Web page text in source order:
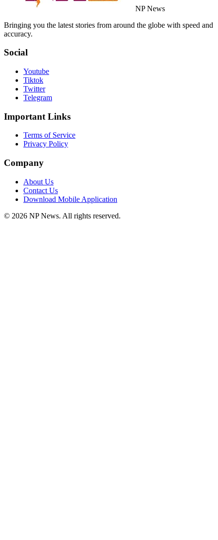
NP News
Bringing you the latest stories from around the globe with speed and
accuracy.
Social
Youtube
Tiktok
Twitter
Telegram
Important Links
Terms of Service
Privacy Policy
Company
About Us
Contact Us
Download Mobile Application
© 2026 NP News. All rights reserved.